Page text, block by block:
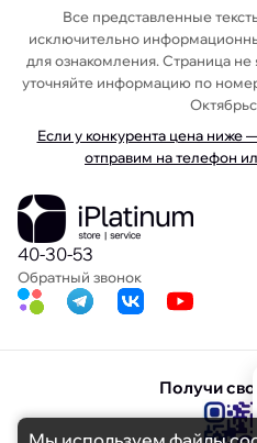
Все представленные
исключительно
для ознакомления. Страница
уточняйте информацию по
Если у конкурента цена ниже
отправим на телефон
40-30-53
Обратный звонок
Получи